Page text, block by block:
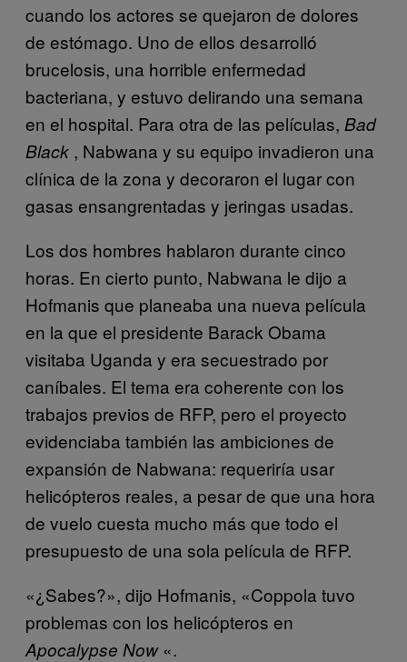
cuando los actores se quejaron de dolores
de estómago. Uno de ellos desarrolló
brucelosis, una horrible enfermedad
bacteriana, y estuvo delirando una semana
en el hospital. Para otra de las películas, Bad
Black , Nabwana y su equipo invadieron una
clínica de la zona y decoraron el lugar con
gasas ensangrentadas y jeringas usadas.
Los dos hombres hablaron durante cinco
horas. En cierto punto, Nabwana le dijo a
Hofmanis que planeaba una nueva película
en la que el presidente Barack Obama
visitaba Uganda y era secuestrado por
caníbales. El tema era coherente con los
trabajos previos de RFP, pero el proyecto
evidenciaba también las ambiciones de
expansión de Nabwana: requeriría usar
helicópteros reales, a pesar de que una hora
de vuelo cuesta mucho más que todo el
presupuesto de una sola película de RFP.
«¿Sabes?», dijo Hofmanis, «Coppola tuvo
problemas con los helicópteros en
Apocalypse Now «.